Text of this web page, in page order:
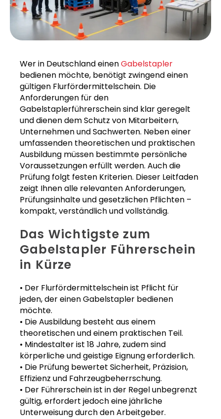
Wer in Deutschland einenGabelstapler
bedienen möchte, benötigt zwingend einen
gültigen Flurfördermittelschein. Die
Anforderungen für den
Gabelstaplerführerschein sind klar geregelt
und dienen dem Schutz von Mitarbeitern,
Unternehmen und Sachwerten. Neben einer
umfassenden theoretischen und praktischen
Ausbildung müssen bestimmte persönliche
Voraussetzungen erfüllt werden. Auch die
Prüfung folgt festen Kriterien. Dieser Leitfaden
zeigt Ihnen alle relevanten Anforderungen,
Prüfungsinhalte und gesetzlichen Pflichten –
kompakt, verständlich und vollständig.
Das Wichtigste zum
Gabelstapler Führerschein
in Kürze
• Der Flurfördermittelschein ist Pflicht für
jeden, der einen Gabelstapler bedienen
möchte.
• Die Ausbildung besteht aus einem
theoretischen und einem praktischen Teil.
• Mindestalter ist 18 Jahre, zudem sind
körperliche und geistige Eignung erforderlich.
• Die Prüfung bewertet Sicherheit, Präzision,
Effizienz und Fahrzeugbeherrschung.
• Der Führerschein ist in der Regel unbegrenzt
gültig, erfordert jedoch eine jährliche
Unterweisung durch den Arbeitgeber.